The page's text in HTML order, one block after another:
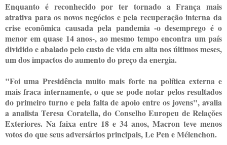
Enquanto é reconhecido por ter tornado a França mais
atrativa para os novos negócios e pela recuperação interna da
crise econômica causada pela pandemia -o desemprego é o
menor em quase 14 anos-, ao mesmo tempo encontra um país
dividido e abalado pelo custo de vida em alta nos últimos meses,
um dos impactos do aumento do preço da energia.
"Foi uma Presidência muito mais forte na política externa e
mais fraca internamente, o que se pode notar pelos resultados
do primeiro turno e pela falta de apoio entre os jovens", avalia
a analista Teresa Coratella, do Conselho Europeu de Relações
Exteriores. Na faixa entre 18 e 34 anos, Macron teve menos
votos do que seus adversários principais, Le Pen e Mélenchon.